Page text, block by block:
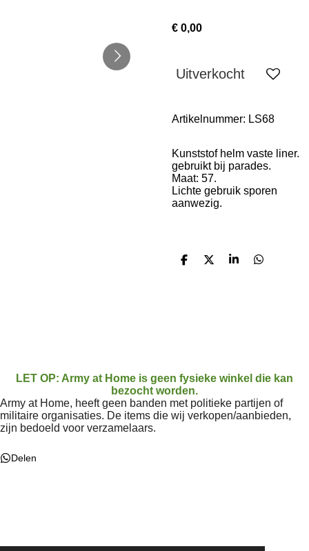
€ 0,00
Uitverkocht
Artikelnummer: LS68
Kunststof helm vaste liner.
gebruikt bij parades.
Maat: 57.
Lichte gebruik sporen
aanwezig.
D
D
S
D
LET OP: Army at Home is geen fysieke winkel die kan
bezocht worden.
Army at Home, heeft geen banden met politieke partijen of
militaire organisaties. De items die wij verkopen/aanbieden,
zijn bedoeld voor verzamelaars.
Delen